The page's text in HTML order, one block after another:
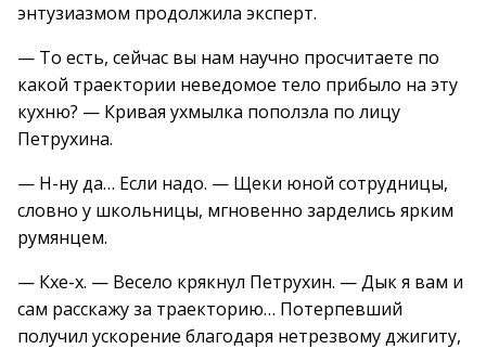
энтузиазмом продолжила эксперт.
— То есть, сейчас вы нам научно просчитаете по
какой траектории неведомое тело прибыло на эту
кухню? — Кривая ухмылка поползла по лицу
Петрухина.
— Н-ну да… Если надо. — Щеки юной сотрудницы,
словно у школьницы, мгновенно зарделись ярким
румянцем.
— Кхе-х. — Весело крякнул Петрухин. — Дык я вам и
сам расскажу за траекторию… Потерпевший
получил ускорение благодаря нетрезвому джигиту,